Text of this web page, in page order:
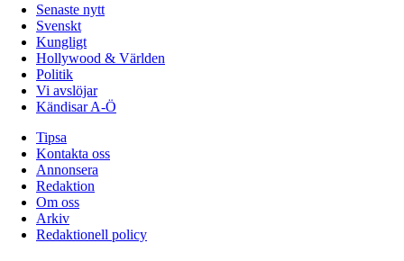
Senaste nytt
Svenskt
Kungligt
Hollywood & Världen
Politik
Vi avslöjar
Kändisar A-Ö
Tipsa
Kontakta oss
Annonsera
Redaktion
Om oss
Arkiv
Redaktionell policy